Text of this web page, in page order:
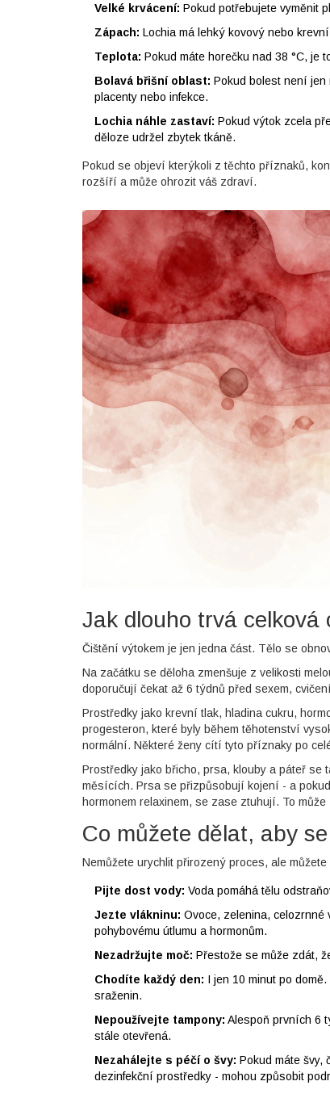
Velké krvácení: Pokud potřebujete vyměnit
Zápach: Lochia má lehký kovový nebo
Teplota: Pokud máte horečku nad 38 °C, je
Bolavá břišní oblast: Pokud bolest není
placenty nebo infekce.
Lochia náhle zastaví: Pokud výtok zcela
děloze udržel zbytek tkáně.
Pokud se objeví kterýkoli z těchto příznaků,
rozšíří a může ohrozit váš zdraví.
Jak dlouho trvá celková
Čištění výtokem je jen jedna část. Tělo se
Na začátku se děloha zmenšuje z velikosti
doporučují čekat až 6 týdnů před sexem,
Prostředky jako krevní tlak, hladina cukru,
progesteron, které byly během těhotenství
normální. Některé ženy cítí tyto příznaky po
Prostředky jako břicho, prsa, klouby a páteř se
měsících. Prsa se přizpůsobují kojení - a
hormonem relaxinem, se zase ztuhují. To
Co můžete dělat, aby
Nemůžete urychlit přirozený proces, ale můžete
Pijte dost vody: Voda pomáhá tělu
Jezte vlákninu: Ovoce, zelenina, celozrnné
pohybovému útlumu a hormonům.
Nezadržujte moč: Přestože se může zdát,
Chodíte každý den: I jen 10 minut po
sraženin.
Nepoužívejte tampony: Alespoň prvních 6
stále otevřená.
Nezahálejte s péčí o švy: Pokud máte švy,
dezinfekční prostředky - mohou způsobit